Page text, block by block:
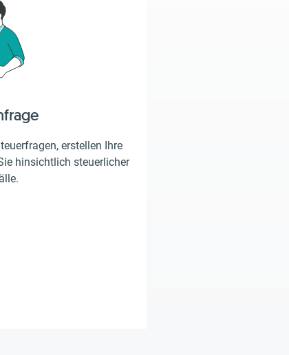
erstellen Ihre
hinsichtlich steuerlicher